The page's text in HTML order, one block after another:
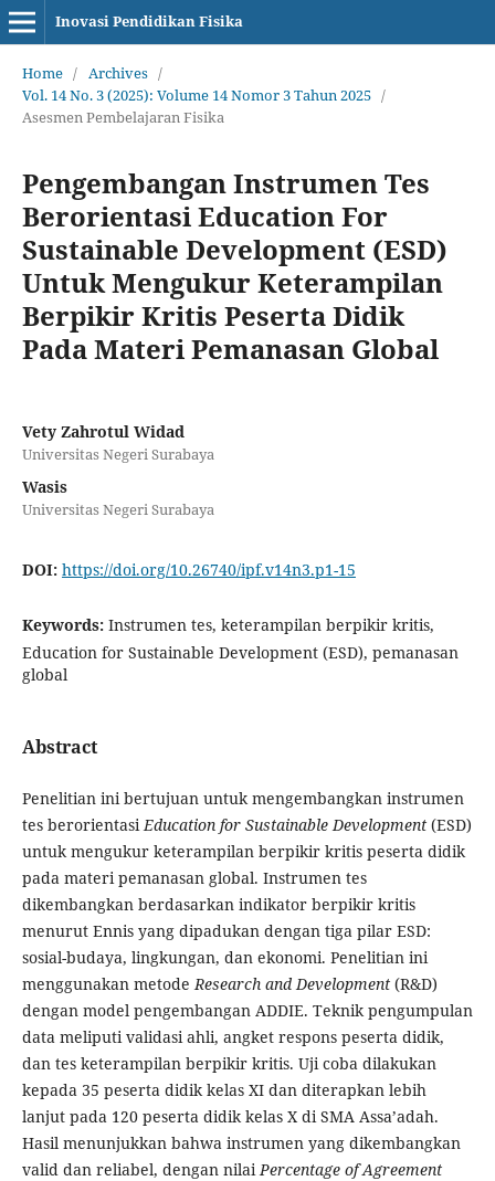
Inovasi Pendidikan Fisika
Home / Archives /
Vol. 14 No. 3 (2025): Volume 14 Nomor 3 Tahun 2025 /
Asesmen Pembelajaran Fisika
Pengembangan Instrumen Tes
Berorientasi Education For
Sustainable Development (ESD)
Untuk Mengukur Keterampilan
Berpikir Kritis Peserta Didik
Pada Materi Pemanasan Global
Vety Zahrotul Widad
Universitas Negeri Surabaya
Wasis
Universitas Negeri Surabaya
DOI: https://doi.org/10.26740/ipf.v14n3.p1-15
Keywords: Instrumen tes, keterampilan berpikir kritis,
Education for Sustainable Development (ESD), pemanasan
global
Abstract
Penelitian ini bertujuan untuk mengembangkan instrumen
tes berorientasiEducation for Sustainable Development(ESD)
untuk mengukur keterampilan berpikir kritis peserta didik
pada materi pemanasan global. Instrumen tes
dikembangkan berdasarkan indikator berpikir kritis
menurut Ennis yang dipadukan dengan tiga pilar ESD:
sosial-budaya, lingkungan, dan ekonomi. Penelitian ini
menggunakan metodeResearch and Development(R&D)
dengan model pengembangan ADDIE. Teknik pengumpulan
data meliputi validasi ahli, angket respons peserta didik,
dan tes keterampilan berpikir kritis. Uji coba dilakukan
kepada 35 peserta didik kelas XI dan diterapkan lebih
lanjut pada 120 peserta didik kelas X di SMA Assa’adah.
Hasil menunjukkan bahwa instrumen yang dikembangkan
valid dan reliabel, dengan nilaiPercentage of Agreement